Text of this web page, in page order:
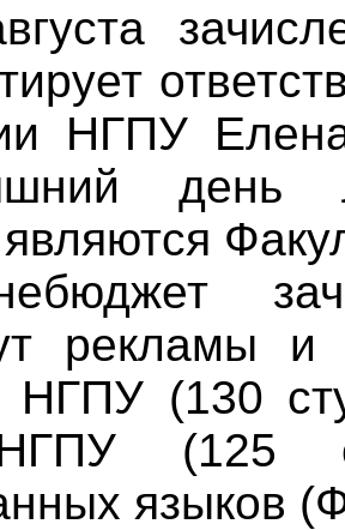
НГПУ
день
рекламы и
(130
(125
языков